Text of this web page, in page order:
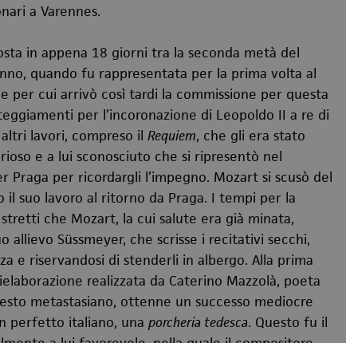
a Varennes.
in appena 18 giorni tra la seconda metà del
quando fu rappresentata per la prima volta al
per cui arrivò così tardi la commissione per questa
per l’incoronazione di Leopoldo II a re di
lavori, compreso il Requiem, che gli era stato
e a lui sconosciuto che si ripresentò nel
per ricordargli l’impegno. Mozart si scusò del
suo lavoro al ritorno da Praga. I tempi per la
che Mozart, la cui salute era già minata,
allievo Süssmeyer, che scrisse i recitativi secchi,
e riservandosi di stenderli in albergo. Alla prima
realizzata da Caterino Mazzolà, poeta
metastasiano, ottenne un successo mediocre
perfetto italiano, una porcheria tedesca. Questo fu il